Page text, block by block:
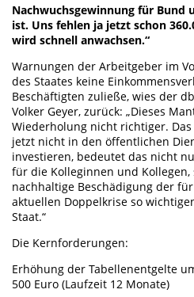
Nachwuchsgewinnung für Bund
ist. Uns fehlen ja jetzt schon
wird schnell anwachsen.“
Warnungen der Arbeitgeber im
des Staates keine
Beschäftigten zuließe, wies der
Volker Geyer, zurück: „Dieses
Wiederholung nicht richtiger.
jetzt nicht in den öffentlichen
investieren, bedeutet das nicht
für die Kolleginnen und
nachhaltige Beschädigung der
aktuellen Doppelkrise so
Staat.“
Die Kernforderungen:
Erhöhung der Tabellenentgelte
500 Euro (Laufzeit 12 Monate)